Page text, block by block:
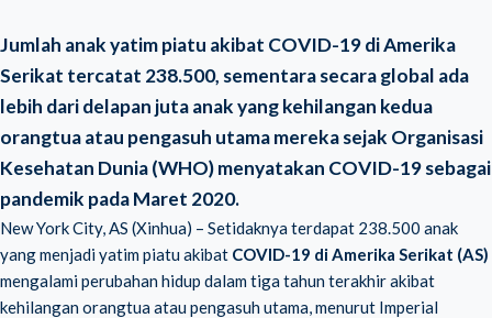
Jumlah anak yatim piatu akibat COVID-19 di Amerika
Serikat tercatat 238.500, sementara secara global ada
lebih dari delapan juta anak yang kehilangan kedua
orangtua atau pengasuh utama mereka sejak Organisasi
Kesehatan Dunia (WHO) menyatakan COVID-19 sebagai
pandemik pada Maret 2020.
New York City, AS (Xinhua) – Setidaknya terdapat 238.500 anak
yang menjadi yatim piatu akibat COVID-19 di Amerika Serikat (AS)
mengalami perubahan hidup dalam tiga tahun terakhir akibat
kehilangan orangtua atau pengasuh utama, menurut Imperial